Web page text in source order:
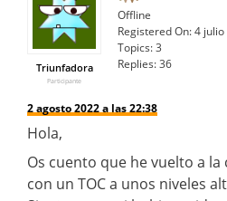
Triunfadora
Participante
Offline
Registered On:4 julio
Topics:3
Replies:36
2 agosto 2022 a las 22:38
Hola,
Os cuento que he vuelto a la
con un TOC a unos niveles